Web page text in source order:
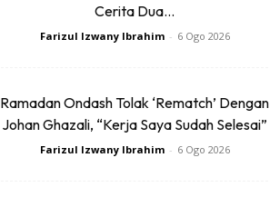
Cerita Dua...
Farizul Izwany Ibrahim - 6 Ogo 2026
Ramadan Ondash Tolak ‘Rematch’ Dengan
Johan Ghazali, “Kerja Saya Sudah Selesai”
Farizul Izwany Ibrahim - 6 Ogo 2026